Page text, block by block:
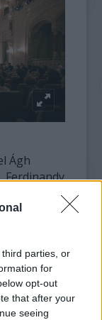
parties, or
for
opt-out
that after your
seeing
Ágh
Ferdinandy
neves
és további